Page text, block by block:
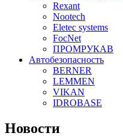
Rexant
Nootech
Eletec systems
FocNet
ПРОМРУКАВ
Автобезопасность
BERNER
LEMMEN
VIKAN
IDROBASE
Новости